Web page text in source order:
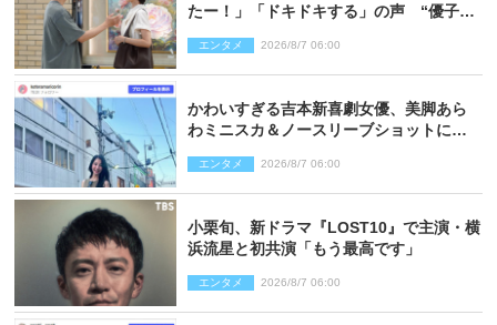
たー！」「ドキドキする」の声 “優子劇
エンタメ 2026/8/7 06:00
かわいすぎる吉本新喜劇女優、美脚あら
わミニスカ＆ノースリーブショットに反
エンタメ 2026/8/7 06:00
小栗旬、新ドラマ『LOST10』で主演・横
浜流星と初共演「もう最高です」
エンタメ 2026/8/7 06:00